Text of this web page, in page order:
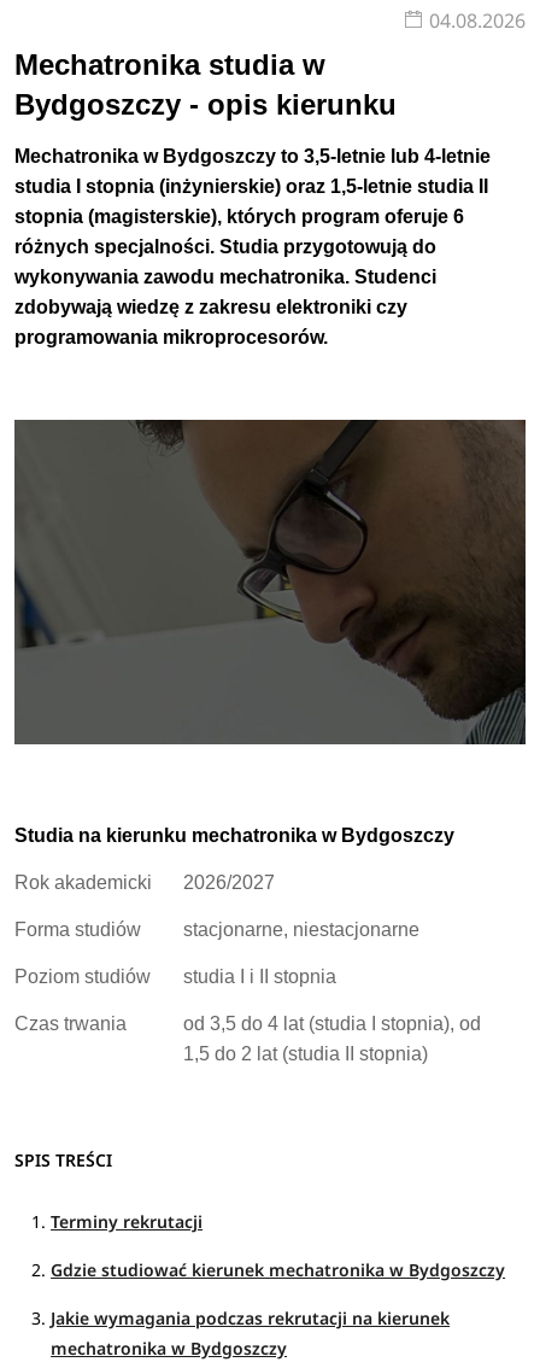
samochodowych, programowanie sterowników lub
mechatronika przemysłowa i produkcyjna.
Charakterystyka
W Bydgoszczy mechatronika to 3,5 lub 4-letnie studia
inżynierskie (I stopnia) oraz 1,5 lub 2-letnie studia
magisterskie (II stopnia), których program może być
realizowany zarówno w formie stacjonarnej, jak i
niestacjonarnej.Zobaczpełen opis kierunku>
04.08.2026
Mechatronika studia w
Bydgoszczy - opis kierunku
Mechatronika w Bydgoszczy to 3,5-letnie lub 4-letnie
studia I stopnia (inżynierskie) oraz 1,5-letnie studia II
stopnia (magisterskie), których program oferuje 6
różnych specjalności. Studia przygotowują do
wykonywania zawodu mechatronika. Studenci
zdobywają wiedzę z zakresu elektroniki czy
programowania mikroprocesorów.
Studia na kierunku mechatronika w Bydgoszczy
Rok akademicki 2026/2027
Forma studiów stacjonarne, niestacjonarne
Poziom studiów studia I i II stopnia
Czas trwania
od 3,5 do 4 lat (studia I stopnia), od
1,5 do 2 lat (studia II stopnia)
SPIS TREŚCI
Terminy rekrutacji
Gdzie studiować kierunek mechatronika w Bydgoszczy
Jakie wymagania podczas rekrutacji na kierunek
mechatronika w Bydgoszczy